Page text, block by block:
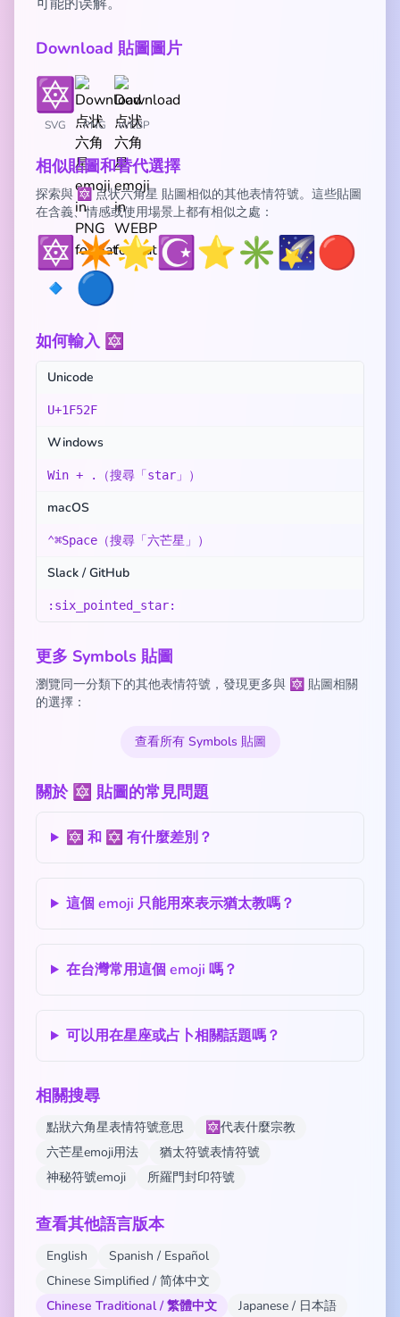
Download 貼圖圖片
SVG PNG WEBP
相似貼圖和替代選擇
探索與 🔯 点状六角星 貼圖相似的其他表情符號。這些貼圖
在含義、情感或使用場景上都有相似之處：
🔯✴️🌟☪️⭐✳️🌠🔴
🔹 🔵
如何輸入 🔯
Unicode
U+1F52F
Windows
Win + .（搜尋「star」）
macOS
⌃⌘Space（搜尋「六芒星」）
Slack / GitHub
:six_pointed_star:
更多 Symbols 貼圖
瀏覽同一分類下的其他表情符號，發現更多與 🔯 貼圖相關
的選擇：
查看所有 Symbols 貼圖
關於 🔯 貼圖的常見問題
🔯 和 ✡️ 有什麼差別？
這個 emoji 只能用來表示猶太教嗎？
在台灣常用這個 emoji 嗎？
可以用在星座或占卜相關話題嗎？
相關搜尋
點狀六角星表情符號意思
🔯代表什麼宗教
六芒星emoji用法
猶太符號表情符號
神秘符號emoji
所羅門封印符號
查看其他語言版本
English
Spanish / Español
Chinese Simplified / 简体中文
Chinese Traditional / 繁體中文
Japanese / 日本語